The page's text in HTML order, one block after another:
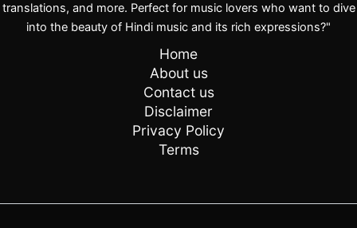
translations, and more. Perfect for music lovers who want to dive
into the beauty of Hindi music and its rich expressions?"
Home
About us
Contact us
Disclaimer
Privacy Policy
Terms